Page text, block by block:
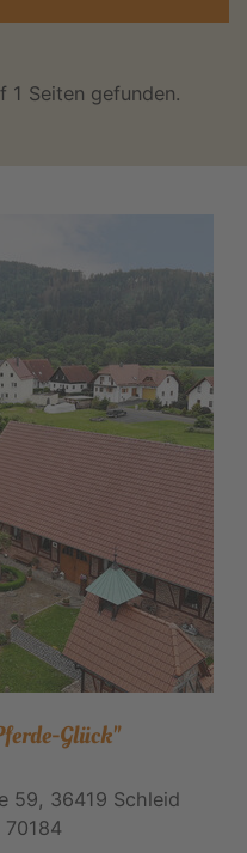
1 Seiten gefunden.
Glück"
59, 36419 Schleid